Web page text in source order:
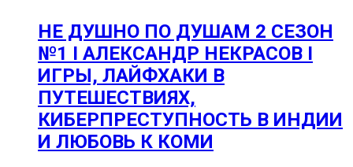
НЕ ДУШНО ПО ДУШАМ 2 СЕЗОН
№1 I АЛЕКСАНДР НЕКРАСОВ I
ИГРЫ, ЛАЙФХАКИ В
ПУТЕШЕСТВИЯХ,
КИБЕРПРЕСТУПНОСТЬ В ИНДИИ
И ЛЮБОВЬ К КОМИ